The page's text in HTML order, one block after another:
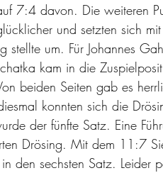
7:4 davon. Die weiteren
und setzten sich
stellte um. Für Johannes
kam in die
beiden Seiten gab es
konnten sich die
der fünfte Satz. Eine
Drösing. Mit dem 11:7
den sechsten Satz. Leider